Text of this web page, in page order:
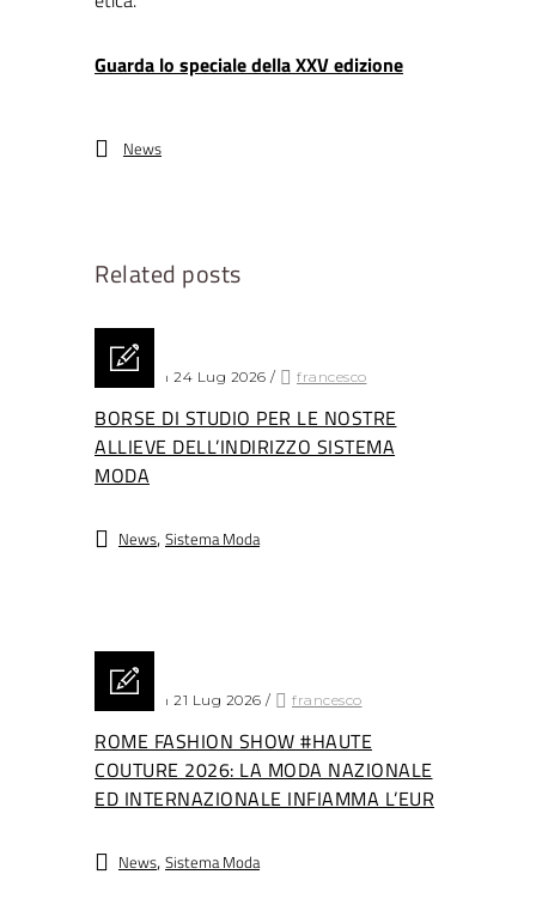
Guarda lo speciale della XXV edizione
News
Related posts
Posted on 24 Lug 2026 / francesco
BORSE DI STUDIO PER LE NOSTRE
ALLIEVE DELL’INDIRIZZO SISTEMA
MODA
News, Sistema Moda
Posted on 21 Lug 2026 / francesco
ROME FASHION SHOW #HAUTE
COUTURE 2026: LA MODA NAZIONALE
ED INTERNAZIONALE INFIAMMA L’EUR
News, Sistema Moda